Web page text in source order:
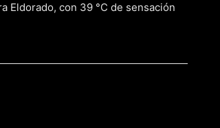
Eldorado, con 39 °C de sensación